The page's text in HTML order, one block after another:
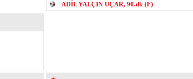
ADİL YALÇIN UÇAR, 90.dk (F)